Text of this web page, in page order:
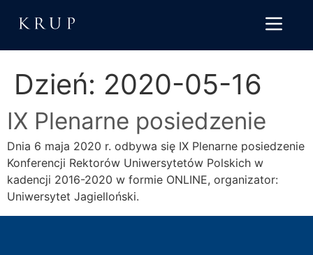
treści
Dzień: 2020-05-16
IX Plenarne posiedzenie
Dnia 6 maja 2020 r. odbywa się IX Plenarne posiedzenie
Konferencji Rektorów Uniwersytetów Polskich w
kadencji 2016-2020 w formie ONLINE, organizator:
Uniwersytet Jagielloński.